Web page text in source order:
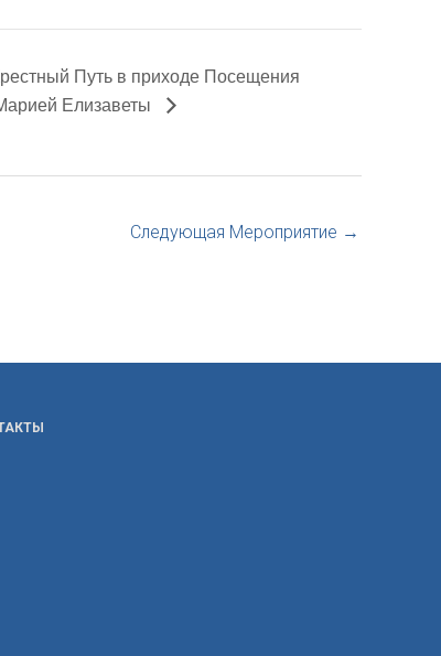
Путь в приходе Посещения
Елизаветы
Следующая Мероприятие →